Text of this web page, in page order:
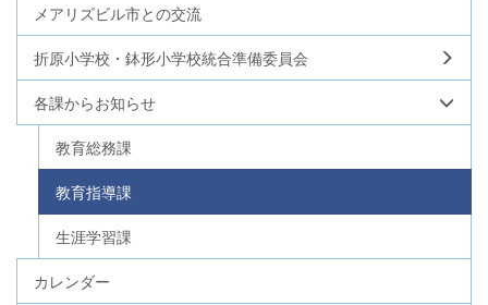
メアリズビル市との交流
折原小学校・鉢形小学校統合準備委員会
各課からお知らせ
教育総務課
教育指導課
生涯学習課
カレンダー